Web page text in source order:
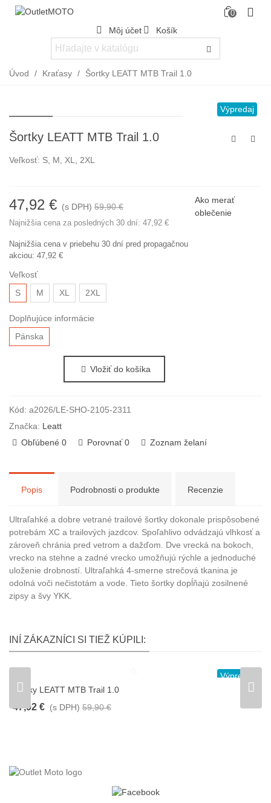
0
Môj účet Košík
Úvod / Kraťasy / Šortky LEATT MTB Trail 1.0
Výpredaj
Šortky LEATT MTB Trail 1.0
Veľkosť: S, M, XL, 2XL
47,92 € (s DPH) 59,90 €
Najnižšia cena za posledných 30 dní: 47,92 €
Najnižšia cena v priebehu 30 dní pred propagačnou
akciou: 47,92 €
Ako merať
oblečenie
Veľkosť
S
M XL 2XL
Doplňujúce informácie
Pánska
Vložiť do košíka
Kód: a2026/LE-SHO-2105-2311
Značka: Leatt
Obľúbené 0 Porovnať 0 Zoznam želaní
Popis Podrobnosti o produkte Recenzie
Ultraľahké a dobre vetrané trailové šortky dokonale prispôsobené
potrebám XC a trailových jazdcov. Spoľahlivo odvádzajú vlhkosť a
zároveň chránia pred vetrom a dažďom. Dve vrecká na bokoch,
vrecko na stehne a zadné vrecko umožňujú rýchle a jednoduché
uloženie drobností. Ultraľahká 4-smerne strečová tkanina je
odolná voči nečistotám a vode. Tieto šortky dopĺňajú zosilnené
zipsy a švy YKK.
INÍ ZÁKAZNÍCI SI TIEŽ KÚPILI:
Výpredaj
Šortky LEATT MTB Trail 1.0
47,92 € (s DPH) 59,90 €